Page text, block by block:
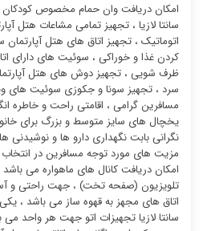
امکان دریافت وان حمام مخصوص کودکان
سانتا لازیا ، تجهیز تمامی مشاعات هتل
اتوماتیک ، تجهیز اتاق های هتل آپارتمان
کردن غذا و خوراکی ، سوئیت ‌های دارای
ظرف شویی ، تجهیز دوش های هتل
سرد ، تجهیز سونا و جکوزی سوئیت ‌های
مسافرین گرامی ، اقامتی راحت و خاطره
یخچال های سایز متوسط و بزرگ برای
نگرانی بابت نگهداری دارو ها و نوشیدنی
مزیت های مورد توجه مسافرین در انتخاب
امکان دریافت کانال های ماهواره می باشد
تلویزیون (صفحه تخت) ، جهت راحتی و
اتاق های مجهز به قهوه ساز می باشد ،
سانتا لازیا تجهیزات اتو جهت هر واحد